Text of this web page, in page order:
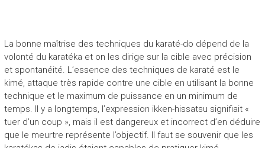
La bonne maîtrise des techniques du karaté-do dépend de la
volonté du karatéka et on les dirige sur la cible avec précision
et spontanéité. L’essence des techniques de karaté est le
kimé, attaque très rapide contre une cible en utilisant la bonne
technique et le maximum de puissance en un minimum de
temps. Il y a longtemps, l’ex­pression ikken-hissatsu signifiait «
tuer d’un coup », mais il est dangereux et incorrect d’en déduire
que le meurtre représente l’objectif. Il faut se souvenir que les